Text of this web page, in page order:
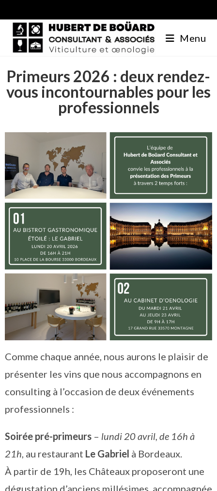
Menu
Primeurs 2026 : deux rendez-
vous incontournables pour les
professionnels
Comme chaque année, nous aurons le plaisir de
présenter les vins que nous accompagnons en
consulting à l’occasion de deux événements
professionnels :
Soirée pré-primeurs – lundi 20 avril, de 16h à
21h, au restaurant Le Gabriel à Bordeaux.
À partir de 19h, les Châteaux proposeront une
dégustation d’anciens millésimes, accompagnée